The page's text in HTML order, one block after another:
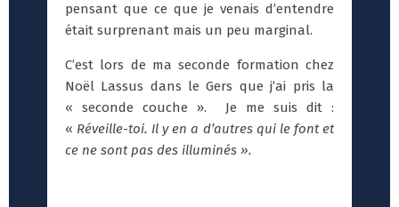
pensant que ce que je venais d’entendre
était surprenant mais un peu marginal.
C’est lors de ma seconde formation chez
Noël Lassus dans le Gers que j’ai pris la
« seconde couche ». Je me suis dit :
« Réveille-toi. Il y en a d’autres qui le font et
ce ne sont pas des illuminés ».